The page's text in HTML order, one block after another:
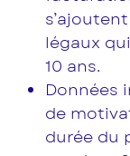
légaux
10 ans.
Données
de
durée du